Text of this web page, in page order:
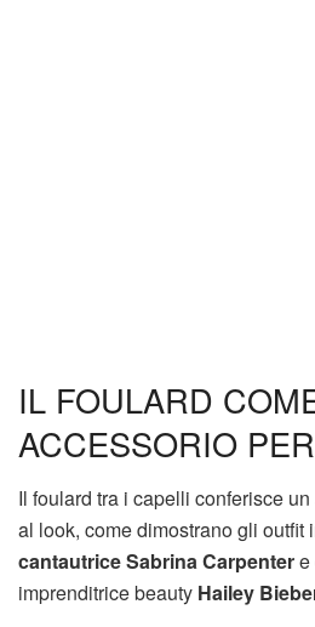
IL FOULARD
ACCESSORIO
Il foulard tra i capelli conferisce
al look, come dimostrano gli outfit
cantautrice Sabrina Carpentere
imprenditrice beauty Hailey